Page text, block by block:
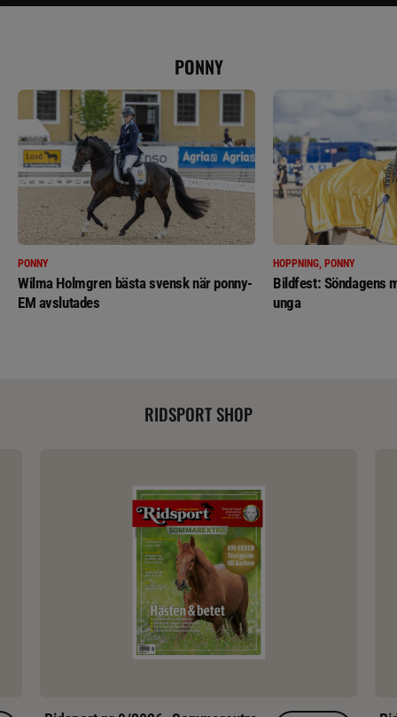
PONNY
PONNY
Wilma Holmgren bästa svensk när ponny-
EM avslutades
HOPPNING, PONNY
Bildfest: Söndagens
unga
RIDSPORT SHOP